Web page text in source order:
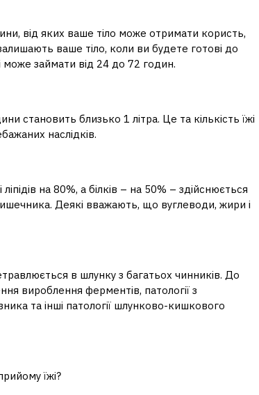
від яких ваше тіло може отримати користь,
ваше тіло, коли ви будете готові до
займати від 24 до 72 годин.
становить близько 1 літра. Це та кількість їжі
наслідків.
на 80%, а білків – на 50% – здійснюється
Деякі вважають, що вуглеводи, жири і
в шлунку з багатьох чинників. До
вироблення ферментів, патології з
та інші патології шлунково-кишкового
їжі?